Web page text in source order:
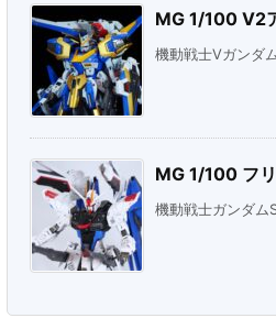
MG 1/100 V2
機動戦士Vガンダ
MG 1/100 フ
機動戦士ガンダム